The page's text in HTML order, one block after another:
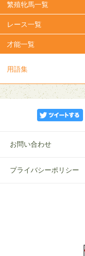
繁殖牝馬一覧
レース一覧
才能一覧
用語集
お問い合わせ
プライバシーポリシー